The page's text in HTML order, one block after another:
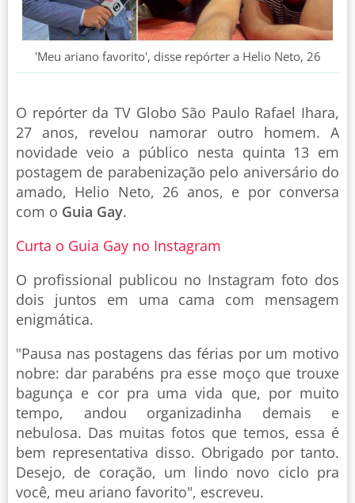
'Meu ariano favorito', disse repórter a Helio Neto, 26
O repórter da TV Globo São Paulo Rafael Ihara,
27 anos, revelou namorar outro homem. A
novidade veio a público nesta quinta 13 em
postagem de parabenização pelo aniversário do
amado, Helio Neto, 26 anos, e por conversa
com o Guia Gay.
Curta o Guia Gay no Instagram
O profissional publicou no Instagram foto dos
dois juntos em uma cama com mensagem
enigmática.
"Pausa nas postagens das férias por um motivo
nobre: dar parabéns pra esse moço que trouxe
bagunça e cor pra uma vida que, por muito
tempo, andou organizadinha demais e
nebulosa. Das muitas fotos que temos, essa é
bem representativa disso. Obrigado por tanto.
Desejo, de coração, um lindo novo ciclo pra
você, meu ariano favorito", escreveu.